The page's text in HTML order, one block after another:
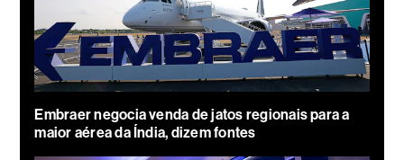
Embraer negocia venda de jatos regionais para a
maior aérea da Índia, dizem fontes